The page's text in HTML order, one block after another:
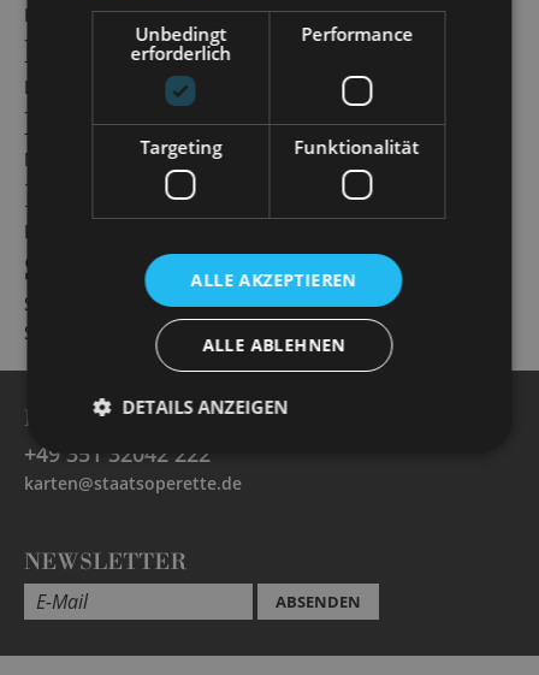
Kinostar!
L
La Bohème
M
My Fair Lady
P
Pippin
S
Show Boat
Simsalabim – Das magische Leben des Dr. Schreiber
BESUCHERSERVICE -Öffnungszeiten
+49 351 32042 222
karten@staatsoperette.de
NEWSLETTER
ABSENDEN
Unbedingt
erforderlich
Performance
Targeting Funktionalität
ALLE AKZEPTIEREN
ALLE ABLEHNEN
DETAILS ANZEIGEN